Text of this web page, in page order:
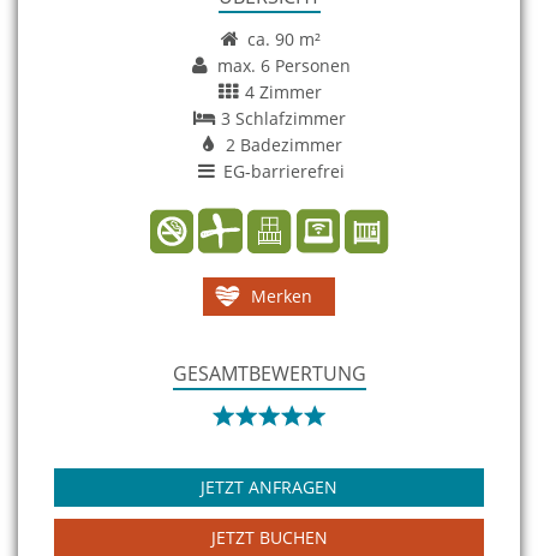
ca. 90 m²
max. 6 Personen
4 Zimmer
3 Schlafzimmer
2 Badezimmer
EG-barrierefrei
Merken
GESAMTBEWERTUNG
JETZT ANFRAGEN
JETZT BUCHEN